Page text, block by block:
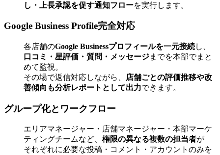
し・上長承認を促す通知フローを実行します。
Google Business Profile完全対応
各店舗のGoogle Businessプロフィールを一元接続し、
口コミ・星評価・質問・メッセージまでを本部でまと
めて監視。
その場で返信対応しながら、
店舗ごとの評価推移や改
善傾向も分析レポートとして出力できます。
グループ化とワークフロー
エリアマネージャー・店舗マネージャー・本部マーケ
ティングチームなど、 権限の異なる複数の担当者が
それぞれに必要な投稿・コメント・アカウントのみを